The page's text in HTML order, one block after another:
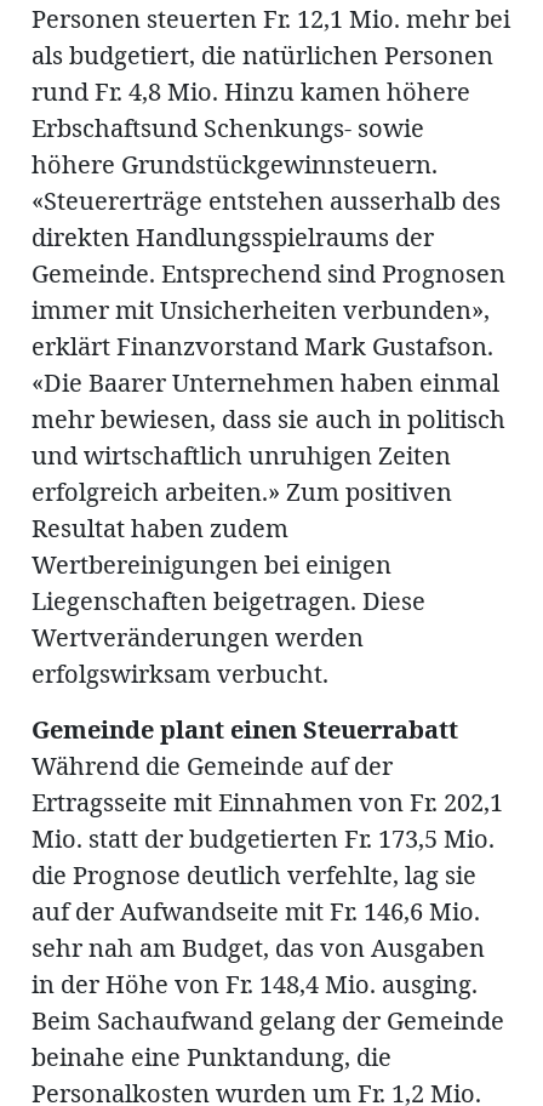
Personen steuerten Fr. 12,1 Mio. mehr bei
als budgetiert, die natürlichen Personen
rund Fr. 4,8 Mio. Hinzu kamen höhere
Erbschaftsund Schenkungs- sowie
höhere Grundstückgewinnsteuern.
«Steuererträge entstehen ausserhalb des
direkten Handlungsspielraums der
Gemeinde. Entsprechend sind Prognosen
immer mit Unsicherheiten verbunden»,
erklärt Finanzvorstand Mark Gustafson.
«Die Baarer Unternehmen haben einmal
mehr bewiesen, dass sie auch in politisch
und wirtschaftlich unruhigen Zeiten
erfolgreich arbeiten.» Zum positiven
Resultat haben zudem
Wertbereinigungen bei einigen
Liegenschaften beigetragen. Diese
Wertveränderungen werden
erfolgswirksam verbucht.
Gemeinde plant einen Steuerrabatt
Während die Gemeinde auf der
Ertragsseite mit Einnahmen von Fr. 202,1
Mio. statt der budgetierten Fr. 173,5 Mio.
die Prognose deutlich verfehlte, lag sie
auf der Aufwandseite mit Fr. 146,6 Mio.
sehr nah am Budget, das von Ausgaben
in der Höhe von Fr. 148,4 Mio. ausging.
Beim Sachaufwand gelang der Gemeinde
beinahe eine Punktandung, die
Personalkosten wurden um Fr. 1,2 Mio.